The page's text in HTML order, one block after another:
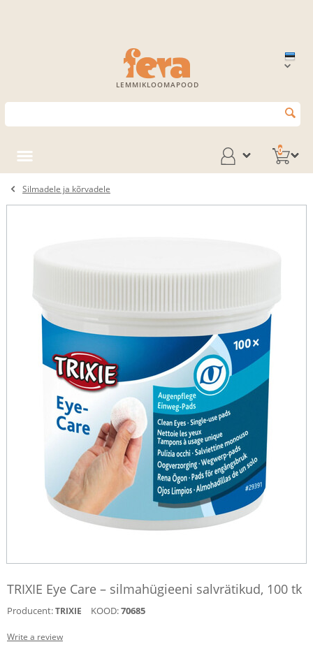
LEMMIKLOOMAPOOD
0
Silmadele ja kõrvadele
TRIXIE Eye Care – silmahügieeni salvrätikud, 100 tk
Producent:TRIXIE KOOD:70685
Write a review